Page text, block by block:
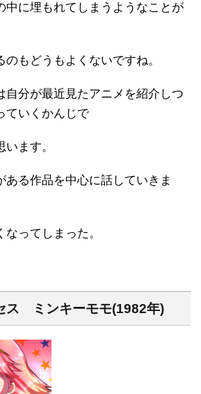
中に埋もれてしまうようなことが
もどうもよくないですね。
自分が最近見たアニメを紹介しつ
ていくかんじで
ます。
ある作品を中心に話していきま
ってしまった。
ス ミンキーモモ(1982年)